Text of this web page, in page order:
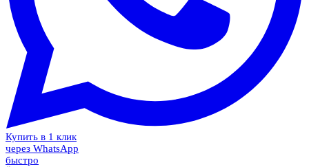
Купить в 1 клик
через WhatsApp
быстро